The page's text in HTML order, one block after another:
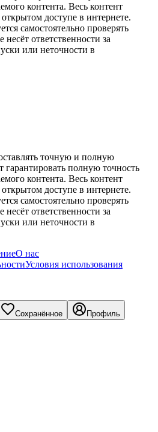
контента. Весь контент
доступе в интернете.
самостоятельно проверять
ответственности за
или неточности в
точную и полную
полную точность
контента. Весь контент
доступе в интернете.
самостоятельно проверять
ответственности за
или неточности в
О нас
Условия использования
Сохранённое Профиль